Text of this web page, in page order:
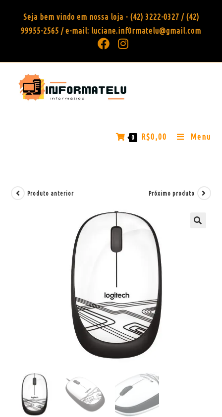
Seja bem vindo em nossa loja - (42) 3222-0327 / (42)
99955-2565 / e-mail: luciane.inf0rmatelu@gmail.com
0 R$0,00 Menu
Produto anterior Próximo produto